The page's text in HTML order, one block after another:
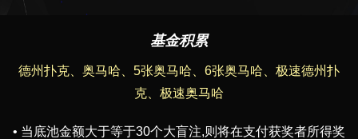
基金积累
德州扑克、奥马哈、5张奥马哈、6张奥马哈、极速德州扑
克、极速奥马哈
• 当底池金额大于等于30个大盲注,则将在支付获奖者所得奖